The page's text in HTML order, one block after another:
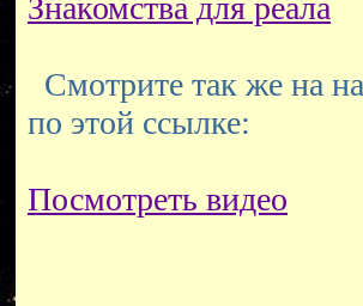
Знакомства для реала
Смотрите так же на
по этой ссылке:
Посмотреть видео